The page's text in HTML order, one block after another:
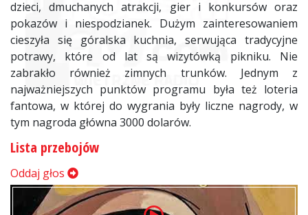
dzieci, dmuchanych atrakcji, gier i konkursów oraz
pokazów i niespodzianek. Dużym zainteresowaniem
cieszyła się góralska kuchnia, serwująca tradycyjne
potrawy, które od lat są wizytówką pikniku. Nie
zabrakło również zimnych trunków. Jednym z
najważniejszych punktów programu była też loteria
fantowa, w której do wygrania były liczne nagrody, w
tym nagroda główna 3000 dolarów.
Lista przebojów
Oddaj głos